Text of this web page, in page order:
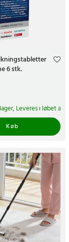
6 stk.
Leveres i løbet af
Køb